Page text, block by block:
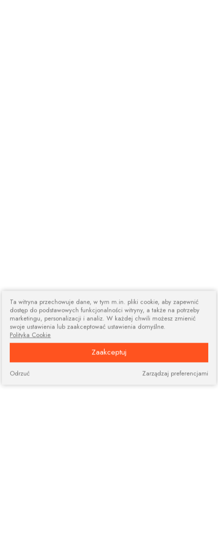
Ta witryna przechowuje dane, w tym m.in. pliki cookie, aby zapewnić
dostęp do podstawowych funkcjonalności witryny, a także na potrzeby
marketingu, personalizacji i analiz. W każdej chwili możesz zmienić
swoje ustawienia lub zaakceptować ustawienia domyślne.
Polityka Cookie
Zaakceptuj
Zarządzaj preferencjami
Odrzuć